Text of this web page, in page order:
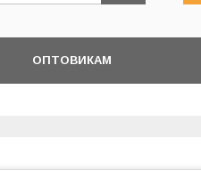
ОПТОВИКАМ